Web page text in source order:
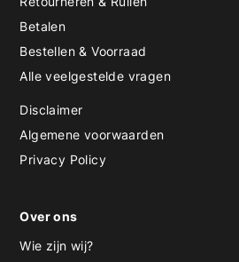
Betalen
Bestellen & Voorraad
Alle veelgestelde vragen
Disclaimer
Algemene voorwaarden
Privacy Policy
Over ons
Wie zijn wij?